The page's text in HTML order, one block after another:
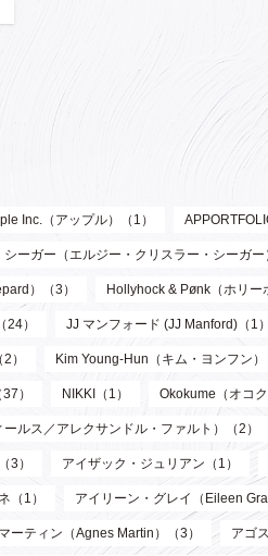
Inc.（アップル）（1）
シーガー（エルジー・クリスラー・シーガ
）（3） Hollyhock & Pønk（ホリー
） JJ マンフォード (JJ Manford)（1）
） Kim Young-Hun（キム・ヨンフン）
） NIKKI（1） Okokume（オコク
ルス／アレクサンドル・ファルト）（2）
3） アイザック・ジュリアン（1）
（1） アイリーン・グレイ（Eileen
ーティン（Agnes Martin）（3） アゴ